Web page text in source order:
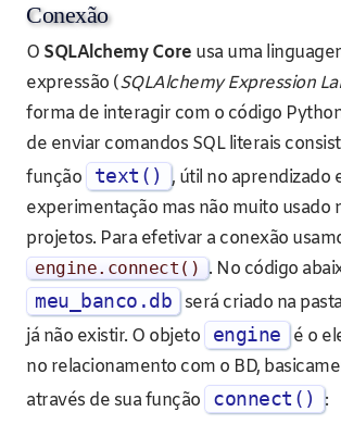
Conexão
O SQLAlchemy Core usa uma
expressão (SQLAlchemy Expression
forma de interagir com o código
de enviar comandos SQL literais
função
text()
, útil no aprendizado
experimentação mas não muito usado
projetos. Para efetivar a conexão
engine. connect() . No código
meu_banco.db
será criado na
já não existir. O objeto
engine
é o
no relacionamento com o BD,
através de sua função
connect() :